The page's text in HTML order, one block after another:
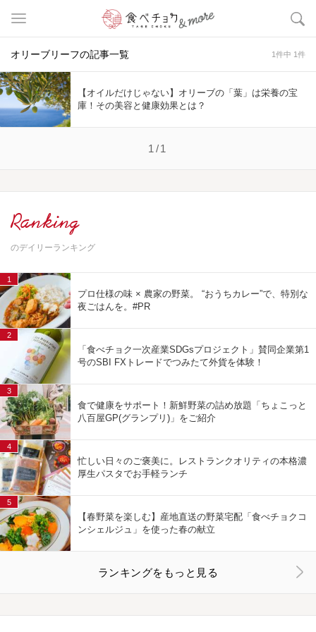
オリーブリーフの記事一覧 1件中 1件
【オイルだけじゃない】オリーブの「葉」は栄養の宝
庫！その美容と健康効果とは？
1/1
Ranking
のデイリーランキング
プロ仕様の味 × 農家の野菜。 “おうちカレー”で、特別な
夜ごはんを。#PR
1
「食べチョク一次産業SDGsプロジェクト」賛同企業第1
号のSBI FXトレードでつみたて外貨を体験！
2
食で健康をサポート！新鮮野菜の詰め放題「ちょこっと
八百屋GP(グランプリ)」をご紹介
3
忙しい日々のご褒美に。レストランクオリティの本格濃
厚生パスタでお手軽ランチ
4
【春野菜を楽しむ】産地直送の野菜宅配「食べチョクコ
ンシェルジュ」を使った春の献立
5
ランキングをもっと見る